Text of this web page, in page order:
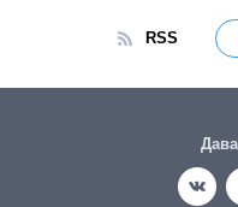
RSS